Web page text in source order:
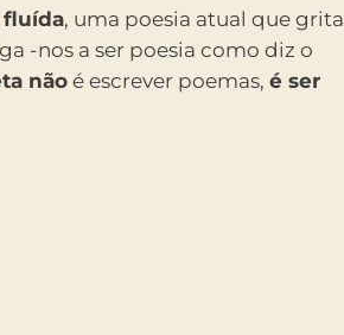
fluída, uma poesia atual que grita
-nos a ser poesia como diz o
nãoé escrever poemas, é ser